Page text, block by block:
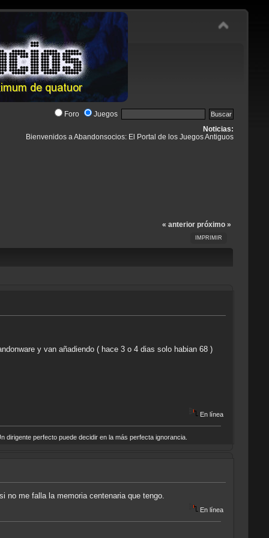
Foro Juegos
Noticias:
Bienvenidos a Abandonsocios: El Portal de los Juegos Antiguos
« anterior próximo »
IMPRIMIR
y van añadiendo ( hace 3 o 4 dias solo habian 68 )
En línea
dirigente perfecto puede decidir en la más perfecta ignorancia.
no me falla la memoria centenaria que tengo.
En línea